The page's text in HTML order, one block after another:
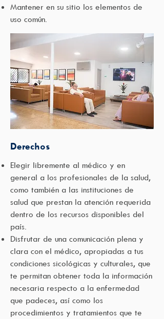
Mantener en su sitio los elementos de
uso común.
Derechos
Elegir libremente al médico y en
general a los profesionales de la salud,
como también a las instituciones de
salud que prestan la atención requerida
dentro de los recursos disponibles del
país.
Disfrutar de una comunicación plena y
clara con el médico, apropiadas a tus
condiciones sicológicas y culturales, que
te permitan obtener toda la información
necesaria respecto a la enfermedad
que padeces, así como los
procedimientos y tratamientos que te